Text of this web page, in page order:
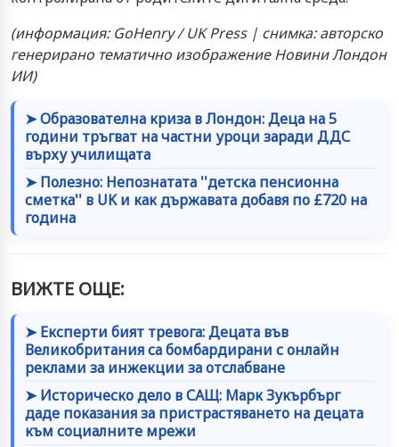
(информация: GoHenry / UK Press | снимка: авторско
генерирано тематично изображение Новини Лондон
ИИ)
➤ Образователна криза в Лондон: Деца на 5
години тръгват на частни уроци заради ДДС
върху училищата
➤ Полезно: Непознатата ''детска пенсионна
сметка'' в UK и как държавата добавя по £720 на
година
ВИЖТЕ ОЩЕ:
➤ Експерти бият тревога: Децата във
Великобритания са бомбардирани с онлайн
реклами за инжекции за отслабване
➤ Историческо дело в САЩ: Марк Зукърбърг
даде показания за пристрастяването на децата
към социалните мрежи